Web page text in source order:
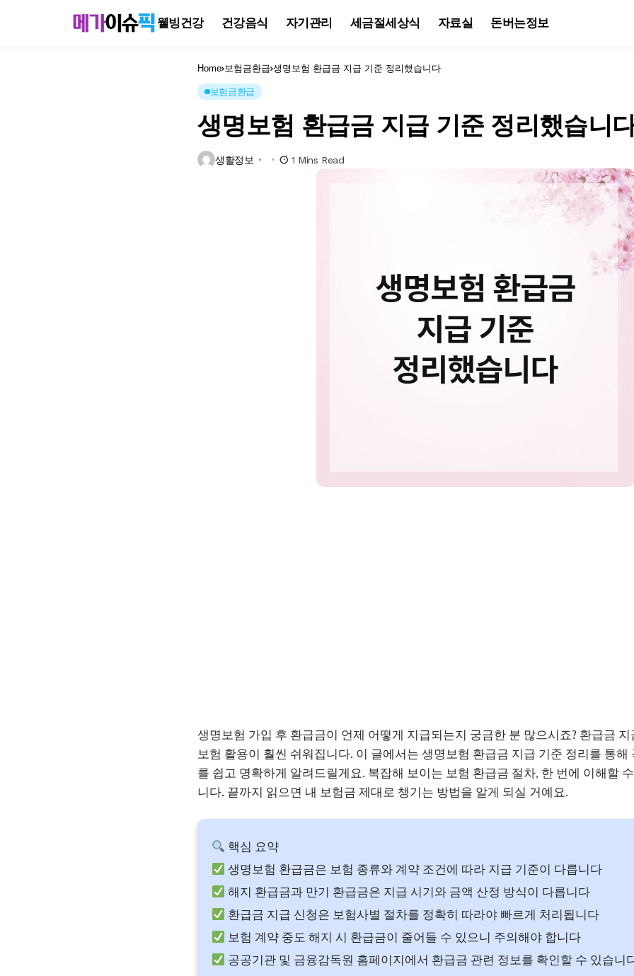
웰빙건강 건강음식 자기관리 세금절세상식 자료실 돈버는정보
Home 보험금환급 생명보험 환급금 지급 기준 정리했습니다
보험금환급
생명보험 환급금 지급 기준 정리했습니
생활정보 1 Mins Read
생명보험 가입 후 환급금이 언제 어떻게 지급되는지 궁금한 분 많으시죠? 환급금
보험 활용이 훨씬 쉬워집니다. 이 글에서는 생명보험 환급금 지급 기준 정리를 통해
를 쉽고 명확하게 알려드릴게요. 복잡해 보이는 보험 환급금 절차, 한 번에 이해할
니다. 끝까지 읽으면 내 보험금 제대로 챙기는 방법을 알게 되실 거예요.
핵심 요약
생명보험 환급금은 보험 종류와 계약 조건에 따라 지급 기준이 다릅니다
해지 환급금과 만기 환급금은 지급 시기와 금액 산정 방식이 다릅니다
환급금 지급 신청은 보험사별 절차를 정확히 따라야 빠르게 처리됩니다
보험 계약 중도 해지 시 환급금이 줄어들 수 있으니 주의해야 합니다
공공기관 및 금융감독원 홈페이지에서 환급금 관련 정보를 확인할 수 있습니